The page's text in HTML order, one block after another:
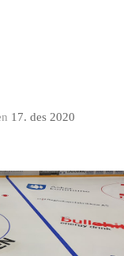
17. des 2020